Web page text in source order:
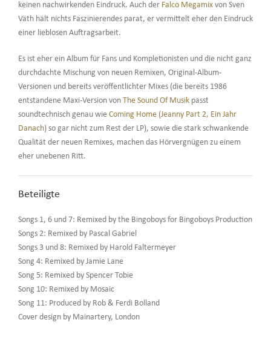
keinen nachwirkenden Eindruck. Auch der Falco Megamixvon Sven
Väth hält nichts Faszinierendes parat, er vermittelt eher den Eindruck
einer lieblosen Auftragsarbeit.
Es ist eher ein Album für Fans und Kompletionisten und die nicht ganz
durchdachte Mischung von neuen Remixen, Original-Album-
Versionen und bereits veröffentlichter Mixes (die bereits 1986
entstandene Maxi-Version von The Sound Of Musikpasst
soundtechnisch genau wie Coming Home (Jeanny Part 2, Ein Jahr
Danach)so gar nicht zum Rest der LP), sowie die stark schwankende
Qualität der neuen Remixes, machen das Hörvergnügen zu einem
eher unebenen Ritt.
Beteiligte
Songs 1, 6 und 7: Remixed by the Bingoboys for Bingoboys Production
Songs 2: Remixed by Pascal Gabriel
Songs 3 und 8: Remixed by Harold Faltermeyer
Song 4: Remixed by Jamie Lane
Song 5: Remixed by Spencer Tobie
Song 10: Remixed by Mosaic
Song 11: Produced by Rob & Ferdi Bolland
Cover design by Mainartery, London